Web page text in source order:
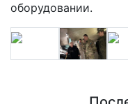
оборудовании.